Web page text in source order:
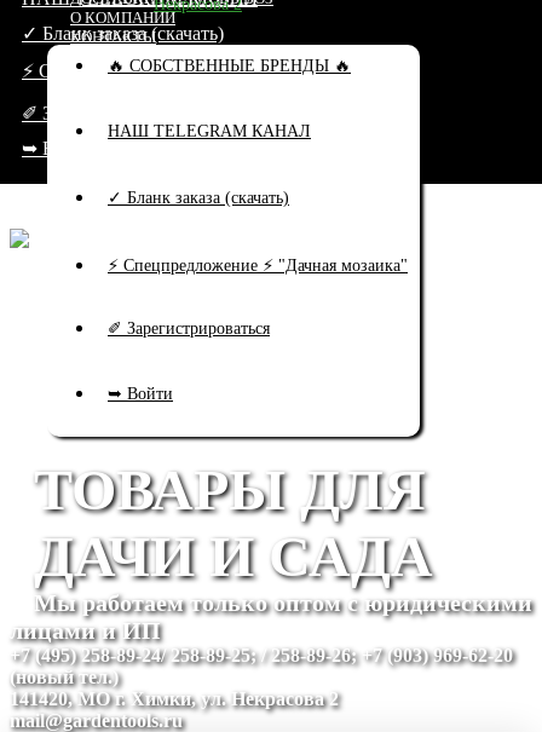
✓ Бланк заказа (скачать)
⚡ Спецпредложение ⚡ "Дачная мозаика"
✐ Зарегистрироваться
➥ Войти
О КОМПАНИИ
КОНТАКТЫ
Некрасова 2
🔥 СОБСТВЕННЫЕ БРЕНДЫ 🔥
НАШ TELEGRAM КАНАЛ
✓ Бланк заказа (скачать)
⚡ Спецпредложение ⚡ "Дачная мозаика"
✐ Зарегистрироваться
➥ Войти
ТОВАРЫ ДЛЯ
ДАЧИ И САДА
Мы работаем только оптом с юридическими
лицами и ИП
+7 (495) 258-89-24/ 258-89-25; / 258-89-26; +7 (903) 969-62-20
(новый тел.)
141420, МО г. Химки, ул. Некрасова 2
mail@gardentools.ru